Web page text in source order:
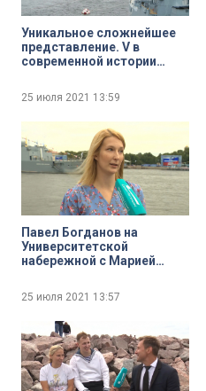
Уникальное сложнейшее
представление. V в
современной истории
акватории Невы
25 июля 2021 13:59
Павел Богданов на
Университетской
набережной с Марией
25 июля 2021 13:57